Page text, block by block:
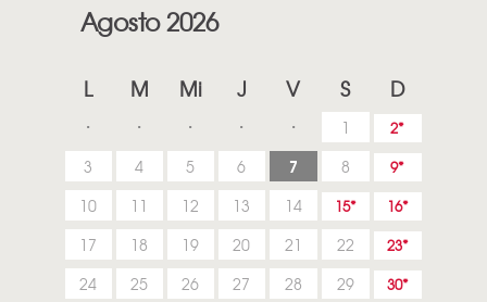
Agosto 2026
L M Mi J V S D
1 2
3 4 5 6 7 8 9
10 11 12 13 14 15 16
17 18 19 20 21 22 23
24 25 26 27 28 29 30